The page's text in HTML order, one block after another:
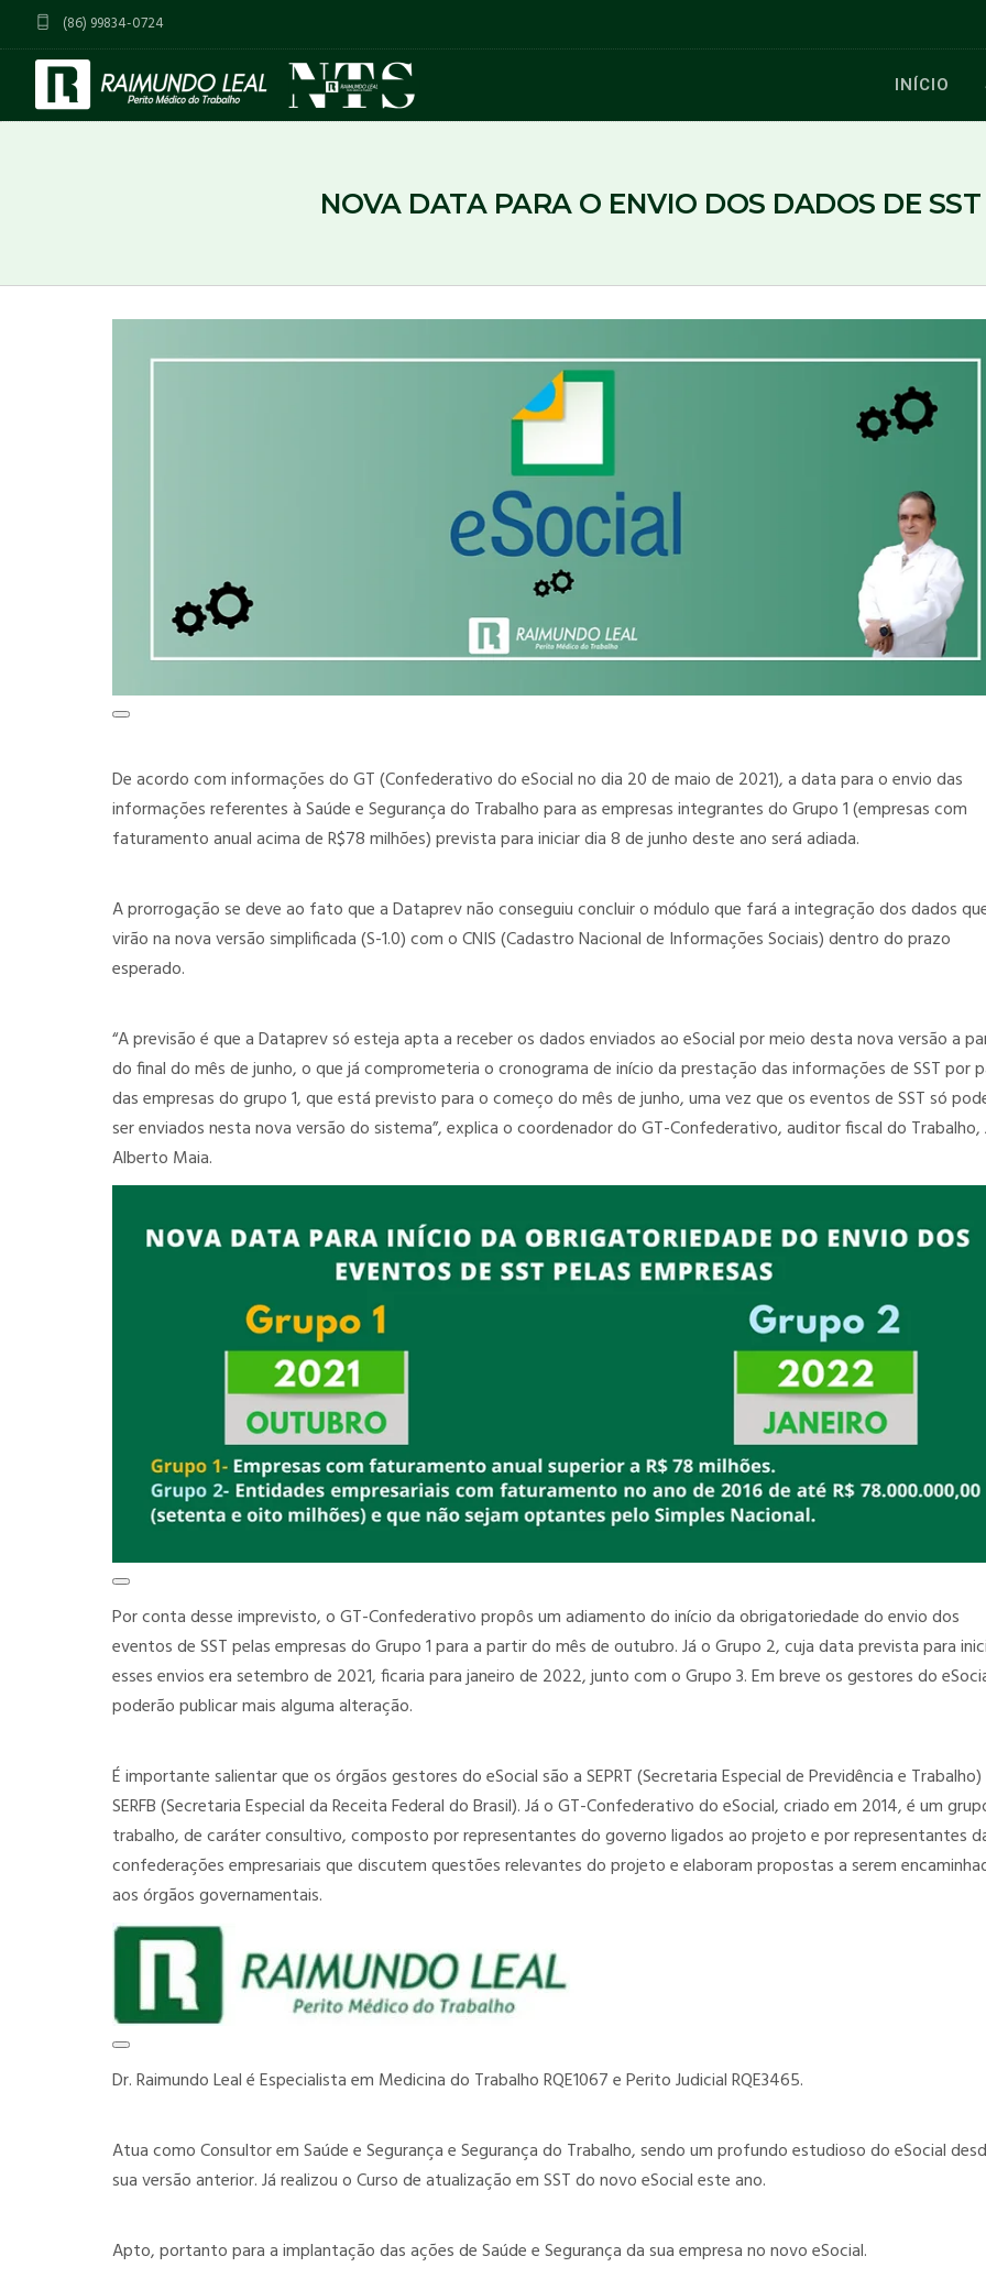
(86) 99834-0724
INÍCIO
NOVA DATA PARA O ENVIO DOS DADOS DE
De acordo com informações do GT (Confederativo do eSocial no dia 20 de maio de 2021), a data para o envio das
informações referentes à Saúde e Segurança do Trabalho para as empresas integrantes do Grupo 1 (empresas com
faturamento anual acima de R$78 milhões) prevista para iniciar dia 8 de junho deste ano será adiada.
A prorrogação se deve ao fato que a Dataprev não conseguiu concluir o módulo que fará a integração dos dados
virão na nova versão simplificada (S-1.0) com o CNIS (Cadastro Nacional de Informações Sociais) dentro do prazo
esperado.
“A previsão é que a Dataprev só esteja apta a receber os dados enviados ao eSocial por meio desta nova versão a
do final do mês de junho, o que já comprometeria o cronograma de início da prestação das informações de SST por
das empresas do grupo 1, que está previsto para o começo do mês de junho, uma vez que os eventos de SST só
ser enviados nesta nova versão do sistema”, explica o coordenador do GT-Confederativo, auditor fiscal do Trabalho,
Alberto Maia.
Por conta desse imprevisto, o GT-Confederativo propôs um adiamento do início da obrigatoriedade do envio dos
eventos de SST pelas empresas do Grupo 1 para a partir do mês de outubro. Já o Grupo 2, cuja data prevista para
esses envios era setembro de 2021, ficaria para janeiro de 2022, junto com o Grupo 3. Em breve os gestores do
poderão publicar mais alguma alteração.
É importante salientar que os órgãos gestores do eSocial são a SEPRT (Secretaria Especial de Previdência e
SERFB (Secretaria Especial da Receita Federal do Brasil). Já o GT-Confederativo do eSocial, criado em 2014, é um
trabalho, de caráter consultivo, composto por representantes do governo ligados ao projeto e por representantes
confederações empresariais que discutem questões relevantes do projeto e elaboram propostas a serem
aos órgãos governamentais.
Dr. Raimundo Leal é Especialista em Medicina do Trabalho RQE1067 e Perito Judicial RQE3465.
Atua como Consultor em Saúde e Segurança e Segurança do Trabalho, sendo um profundo estudioso do eSocial
sua versão anterior. Já realizou o Curso de atualização em SST do novo eSocial este ano.
Apto, portanto para a implantação das ações de Saúde e Segurança da sua empresa no novo eSocial.